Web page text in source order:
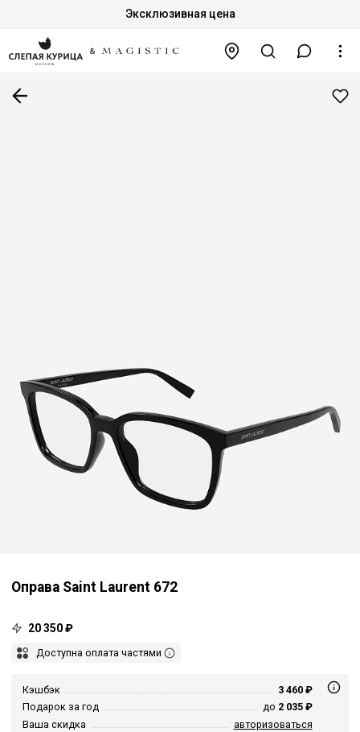
Эксклюзивная цена
Оправа Saint Laurent 672
20 350 ₽
Доступна оплата частями
Кэшбэк
3 460 ₽
Подарок за год
до 2 035 ₽
Ваша скидка
авторизоваться